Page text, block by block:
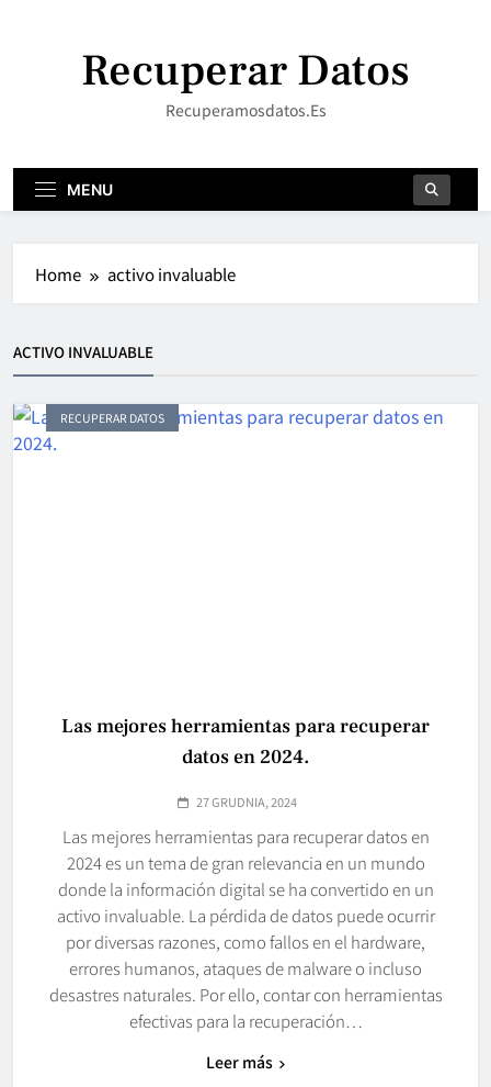
Recuperar Datos
Recuperamosdatos.es
MENU
Home activo invaluable
ACTIVO INVALUABLE
RECUPERAR DATOS
Las mejores herramientas para recuperar
datos en 2024.
27 GRUDNIA, 2024
Las mejores herramientas para recuperar datos en
2024 es un tema de gran relevancia en un mundo
donde la información digital se ha convertido en un
activo invaluable. La pérdida de datos puede ocurrir
por diversas razones, como fallos en el hardware,
errores humanos, ataques de malware o incluso
desastres naturales. Por ello, contar con herramientas
efectivas para la recuperación…
Leer más